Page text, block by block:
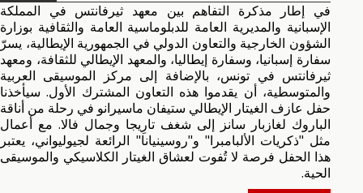
في إطار مذكرة التفاهم بين معهد ثيرفانتس في المملكة
الإسبانية والمديرية العامة للدبلوماسية العامة والثقافية بوزارة
الشؤون الخارجية والتعاون الدولي في الجمهورية الإيطالية، يسرّ
سفارة إسبانيا، وسفارة إيطاليا، والمعهد الإيطالي للثقافة، ومعهد
ثيرفانتس في تونس، بالإضافة إلى مركز الموسيقى العربية
والمتوسطية، أن يقدموا هذه التعاون المشترك الأول. سيأخذنا
حفل عازف الغيتار الإيطالي ستيفان ماسيرانو في رحلة من أناقة
الباروك لغازبار سانز إلى شغف تارِيجا وجمال فالا. مع أعمال
مثل "ذكريات الألبامبرا" و"روسينيانا" الرائعة لجيوليواني، يعتبر
هذا الحفل فرصة لا تُفوت لعشاق الغيتار الكلاسيكي والموسيقى
الحية.